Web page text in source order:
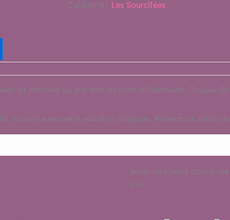
Catégorie : Les Sourcifées
sa citrouille où elle erre les nuits d’Halloween. Chaque
fournie avec cette adoption magique. Protectrice de ta
Seuls les clients
avis.